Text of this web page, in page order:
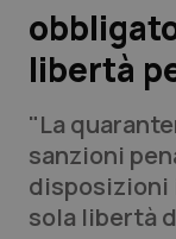
Studi e Analisi
Lettere al
Edizioni
libertà
"La
sanzioni
disposizioni
sola libertà